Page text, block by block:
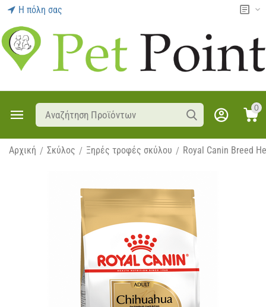
Η πόλη σας
0
Αρχική / Σκύλος / Ξηρές τροφές σκύλου / Royal Canin Breed